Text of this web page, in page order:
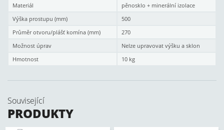
Materiál
pěnosklo + minerální izolace
Výška prostupu (mm)
500
Průměr otvoru/plášť komína (mm)
270
Možnost úprav
Nelze upravovat výšku a sklon
Hmotnost
10 kg
Související
PRODUKTY